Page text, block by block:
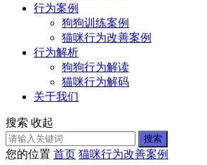
行为案例
狗狗训练案例
猫咪行为改善案例
行为解析
狗狗行为解读
猫咪行为解码
关于我们
搜索 收起
搜索
您的位置 首页 猫咪行为改善案例